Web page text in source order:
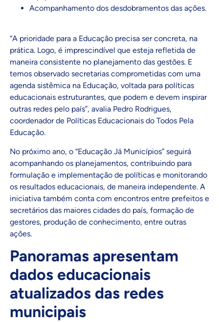
Acompanhamento dos desdobramentos das ações.
“A prioridade para a Educação precisa ser concreta, na
prática. Logo, é imprescindível que esteja refletida de
maneira consistente no planejamento das gestões. E
temos observado secretarias comprometidas com uma
agenda sistêmica na Educação, voltada para políticas
educacionais estruturantes, que podem e devem inspirar
outras redes pelo país”, avalia Pedro Rodrigues,
coordenador de Políticas Educacionais do Todos Pela
Educação.
No próximo ano, o “Educação Já Municípios” seguirá
acompanhando os planejamentos, contribuindo para
formulação e implementação de políticas e monitorando
os resultados educacionais, de maneira independente. A
iniciativa também conta com encontros entre prefeitos e
secretários das maiores cidades do país, formação de
gestores, produção de conhecimento, entre outras
ações.
Panoramas apresentam
dados educacionais
atualizados das redes
municipais